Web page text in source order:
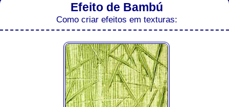
Efeito de Bambú
Como criar efeitos em texturas: